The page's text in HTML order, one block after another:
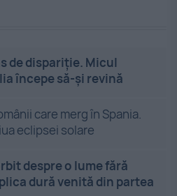
de dispariție. Micul
începe să-și revină
care merg în Spania.
eclipsei solare
despre o lume fără
dură venită din partea